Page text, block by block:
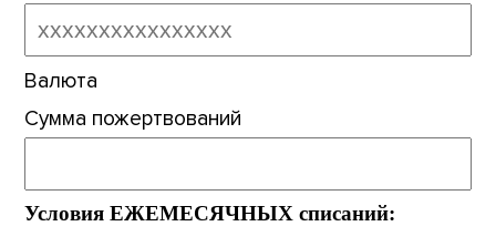
Валюта
Сумма пожертвований
Условия ЕЖЕМЕСЯЧНЫХ списаний: